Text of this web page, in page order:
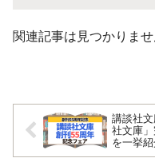
関連記事は見つかりませ
講談社
社文庫
を一挙